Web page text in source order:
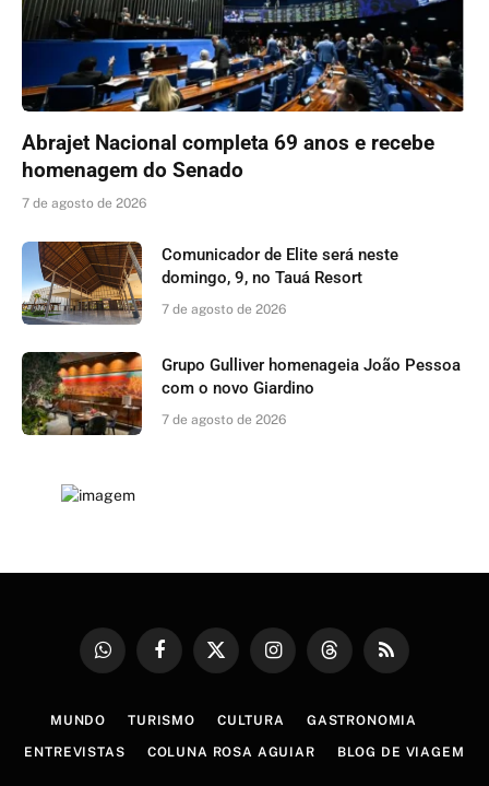
Abrajet Nacional completa 69 anos e recebe
homenagem do Senado
7 de agosto de 2026
Comunicador de Elite será neste
domingo, 9, no Tauá Resort
7 de agosto de 2026
Grupo Gulliver homenageia João Pessoa
com o novo Giardino
7 de agosto de 2026
WhatsAppFacebookX
InstagramThreadsRSS
MUNDO TURISMO CULTURA GASTRONOMIA
ENTREVISTAS COLUNA ROSA AGUIAR BLOG DE VIAGEM